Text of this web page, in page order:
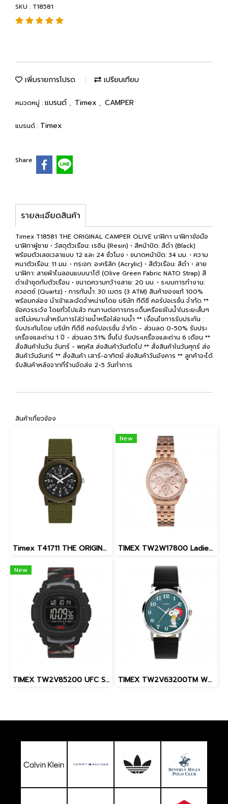
SKU : T18581
เพิ่มรายการโปรด เปรียบเทียบ
หมวดหมู่ : แบรนด์ , Timex , CAMPER
แบรนด์ : Timex
Share
รายละเอียดสินค้า
Timex T18581 THE ORIGINAL CAMPER OLIVE นาฬิกา นาฬิกาข้อมือ
นาฬิกาผู้ชาย • วัสดุตัวเรือน: เรซิน (Resin) • สีหน้าปัด: สีดำ (Black)
พร้อมตัวเลขเวลาแบบ 12 และ 24 ชั่วโมง • ขนาดหน้าปัด: 34 มม. • ความ
หนาตัวเรือน: 11 มม. • กระจก: อะคริลิก (Acrylic) • สีตัวเรือน: สีดำ • สาย
นาฬิกา: สายผ้าไนลอนแบบนาโต้ (Olive Green Fabric NATO Strap) สี
ดำเข้าชุดกับตัวเรือน • ขนาดความกว้างสาย: 20 มม. • ระบบการทำงาน:
ควอตซ์ (Quartz) • การกันน้ำ: 30 เมตร (3 ATM) สินค้าของแท้ 100%
พร้อมกล่อง นำเข้าและจัดจำหน่ายโดย บริษัท ทีดีซี คอร์ปอเรชั่น จำกัด **
ข้อควรระวัง โดยทั่วไปแล้ว ทนทานต่อการกระเด็นหรือแช่ในน้ำในระยะสั้นๆ
แต่ไม่เหมาะสำหรับการใส่ว่ายน้ำหรือใส่อาบน้ำ ** เงื่อนไขการรับประกัน :
รับประกันโดย บริษัท ทีดีซี คอร์ปอเรชั่น จำกัด - ส่วนลด 0-50% รับประ
เครื่องและถ่าน 1 ปี - ส่วนลด 51% ขึ้นไป รับประเครื่องและถ่าน 6 เดือน **
สั่งสินค้าในวัน จันทร์ - พฤหัส ส่งสินค้าวันถัดไป ** สั่งสินค้าในวันศุกร์ ส่ง
สินค้าวันจันทร์ ** สั่งสินค้า เสาร์-อาทิตย์ ส่งสินค้าวันอังคาร ** ลูกค้าจะได้
รับสินค้าหลังจากที่ร้านจัดส่ง 2-5 วันทำการ
สินค้าเกี่ยวข้อง
Timex T41711 THE ORIGINAL CAMPER OLIVE นาฬิกา นาฬิกาข้อมือ นาฬิกาผู้ชาย
New
TIMEX TW2W17800 Ladies นาฬิกาข้อมือผู้หญิง สายสแตนเลส สีโรสโกลด์ หน้าปัด 36 มม.
New
TIMEX TW2V85200 UFC Street Shock XL Fight Week นาฬิกาข้อมือผู้ชาย สายซิลิโคน สีดำ หน้าปัด 45 มม. TIMEX TW2V63200TM W22 PEANUTS MARLIN SNOOPY